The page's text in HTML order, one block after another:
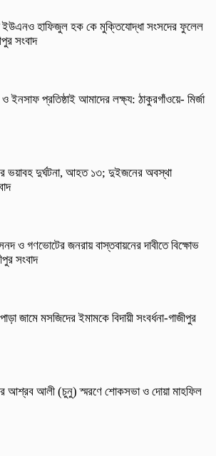
ইউএনও হাফিজুল হক কে মুক্তিযোদ্ধা সংসদের ফুলেল
সংবাদ
ইনসাফ প্রতিষ্ঠাই আমাদের লক্ষ্য: ঠাকুরগাঁওয়ে- মির্জা
ভয়াবহ দুর্ঘটনা, আহত ১৩; দুইজনের অবস্থা
ও গণভোটের জনরায় বাস্তবায়নের দাবীতে বিক্ষোভ
সংবাদ
জামে মসজিদের ইমামকে বিদায়ী সংবর্ধনা-গাজীপুর
পীর আশ্রব আলী (চুনু) স্মরণে শোকসভা ও দোয়া মাহফিল